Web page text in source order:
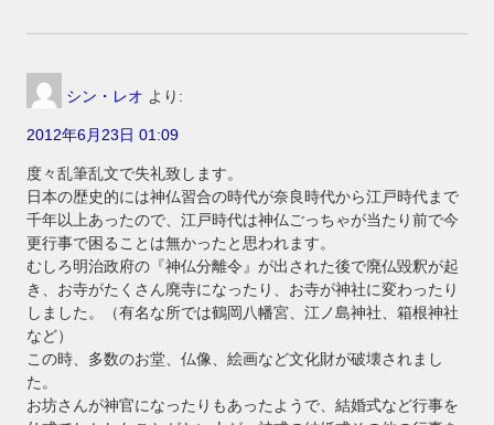
シン・レオ より:
2012年6月23日 01:09
度々乱筆乱文で失礼致します。
日本の歴史的には神仏習合の時代が奈良時代から江戸時代まで
千年以上あったので、江戸時代は神仏ごっちゃが当たり前で今
更行事で困ることは無かったと思われます。
むしろ明治政府の『神仏分離令』が出された後で廃仏毀釈が起
き、お寺がたくさん廃寺になったり、お寺が神社に変わったり
しました。（有名な所では鶴岡八幡宮、江ノ島神社、箱根神社
など）
この時、多数のお堂、仏像、絵画など文化財が破壊されまし
た。
お坊さんが神官になったりもあったようで、結婚式など行事を